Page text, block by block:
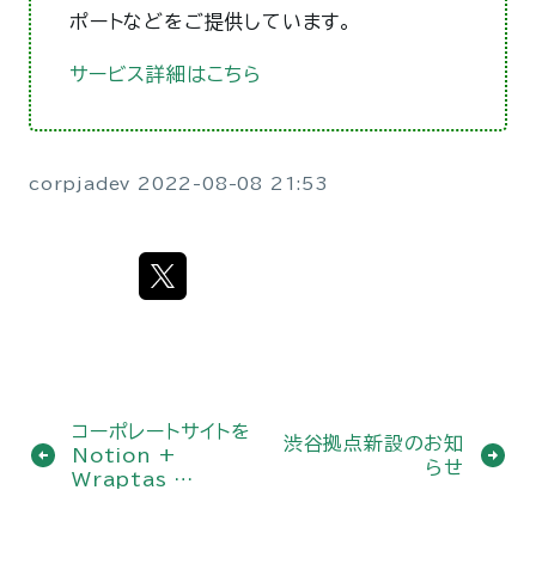
ポートなどをご提供しています。
サービス詳細はこちら
corpjadev 2022-08-08 21:53
コーポレートサイトを
Notion +
Wraptas …
渋谷拠点新設のお知
らせ